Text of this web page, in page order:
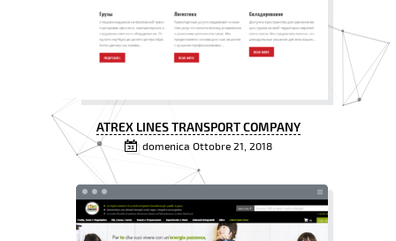
ATREX LINES TRANSPORT COMPANY
domenica Ottobre 21, 2018